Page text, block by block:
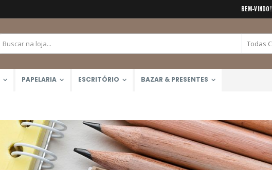
BEM-VINDO!
PAPELARIA ESCRITÓRIO BAZAR & PRESENTES